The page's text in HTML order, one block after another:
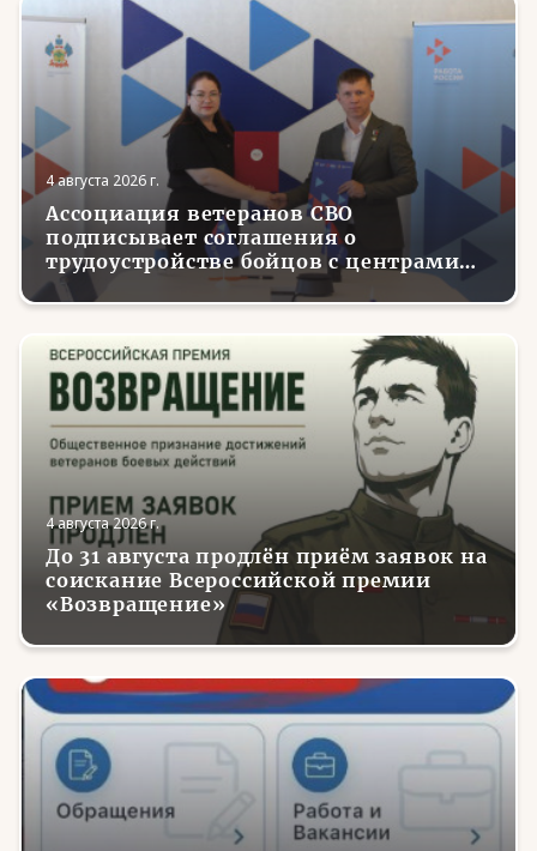
4 августа 2026 г.
Ассоциация ветеранов СВО
подписывает соглашения о
трудоустройстве бойцов с центрами
занятости в регионах России
4 августа 2026 г.
До 31 августа продлён приём заявок на
соискание Всероссийской премии
«Возвращение»